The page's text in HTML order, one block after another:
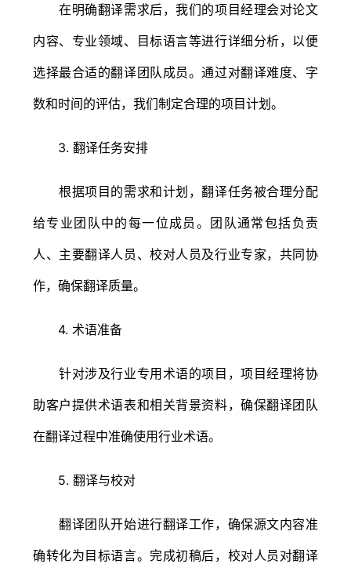
在明确翻译需求后，我们的项目经理会对论文
内容、专业领域、目标语言等进行详细分析，以便
选择最合适的翻译团队成员。通过对翻译难度、字
数和时间的评估，我们制定合理的项目计划。
3. 翻译任务安排
根据项目的需求和计划，翻译任务被合理分配
给专业团队中的每一位成员。团队通常包括负责
人、主要翻译人员、校对人员及行业专家，共同协
作，确保翻译质量。
4. 术语准备
针对涉及行业专用术语的项目，项目经理将协
助客户提供术语表和相关背景资料，确保翻译团队
在翻译过程中准确使用行业术语。
5. 翻译与校对
翻译团队开始进行翻译工作，确保源文内容准
确转化为目标语言。完成初稿后，校对人员对翻译